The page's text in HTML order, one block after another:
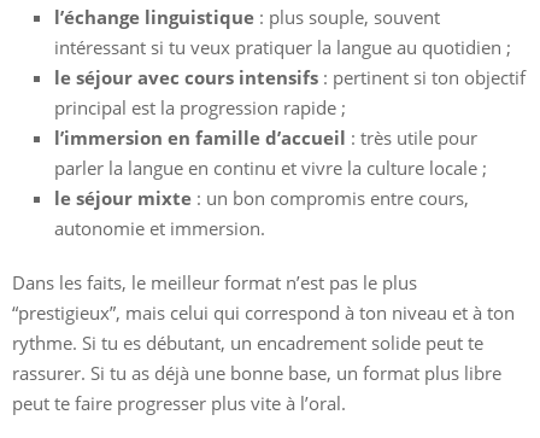
l’échange linguistique : plus souple, souvent
intéressant si tu veux pratiquer la langue au quotidien ;
le séjour avec cours intensifs : pertinent si ton objectif
principal est la progression rapide ;
l’immersion en famille d’accueil : très utile pour
parler la langue en continu et vivre la culture locale ;
le séjour mixte : un bon compromis entre cours,
autonomie et immersion.
Dans les faits, le meilleur format n’est pas le plus
“prestigieux”, mais celui qui correspond à ton niveau et à ton
rythme. Si tu es débutant, un encadrement solide peut te
rassurer. Si tu as déjà une bonne base, un format plus libre
peut te faire progresser plus vite à l’oral.